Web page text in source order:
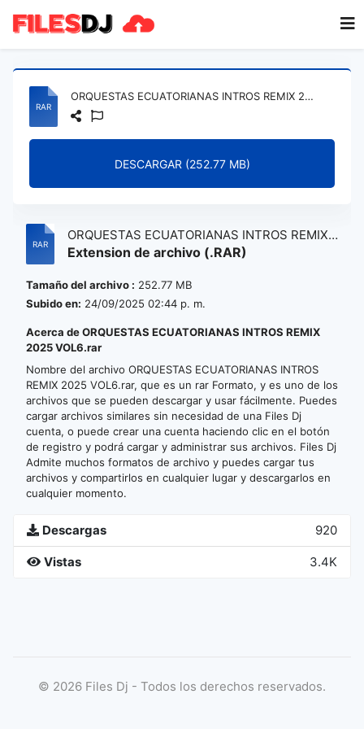
ORQUESTAS ECUATORIANAS INTROS REMIX 2025 VOL6.rar
DESCARGAR (252.77 MB)
ORQUESTAS ECUATORIANAS INTROS REMIX
2025 VOL6.rar
Extension de archivo (.RAR)
Tamaño del archivo : 252.77 MB
Subido en: 24/09/2025 02:44 p. m.
Acerca de ORQUESTAS ECUATORIANAS INTROS REMIX
2025 VOL6.rar
Nombre del archivo ORQUESTAS ECUATORIANAS INTROS
REMIX 2025 VOL6.rar, que es un rar Formato, y es uno de los
archivos que se pueden descargar y usar fácilmente. Puedes
cargar archivos similares sin necesidad de una Files Dj
cuenta, o puede crear una cuenta haciendo clic en el botón
de registro y podrá cargar y administrar sus archivos. Files Dj
Admite muchos formatos de archivo y puedes cargar tus
archivos y compartirlos en cualquier lugar y descargarlos en
cualquier momento.
Descargas 920
Vistas 3.4K
© 2026 Files Dj - Todos los derechos reservados.